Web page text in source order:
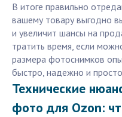
В итоге правильно
вашему товару выгодно
и увеличит шансы на
тратить время, если
размера фотоснимков
быстро, надежно и
Технические
фото для Ozon: